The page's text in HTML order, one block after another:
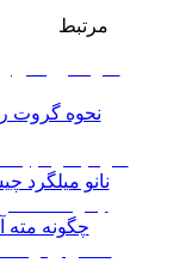
مرتبط
نحوه گروت
نانو میلگرد
چگونه مته